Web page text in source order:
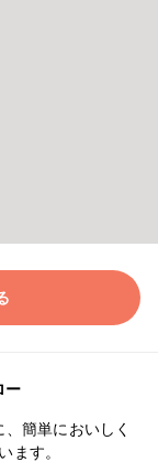
ー
簡単においしく
ます。